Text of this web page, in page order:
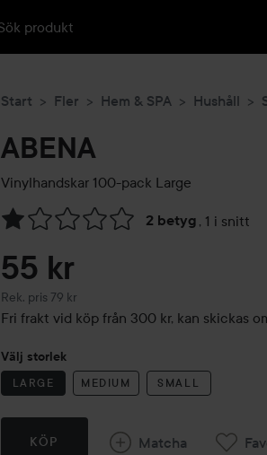
Start Fler Hem & SPA Hushåll
ABENA
Vinylhandskar 100-pack Large
2 betyg , 1 i snitt
Hoppa till Betyg & kommentarer
55 kr
Rek. pris 79 kr
Rekommenderat pris 79 kr
Fri frakt vid köp från 300 kr, kan skickas
Välj storlek
LARGE MEDIUM SMALL
KÖP Matcha